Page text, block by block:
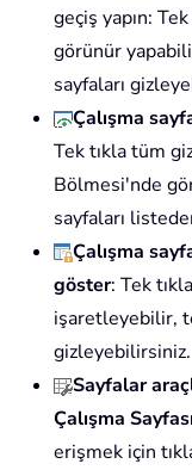
geçiş yapın:
görünür
sayfaları
Çalışma
Tek tıkla tüm
Bölmesi'nde
sayfaları
Çalışma
göster: Tek
işaretleyebilir,
gizleyebilirsiniz.
Sayfalar
Çalışma Sayfası
erişmek için